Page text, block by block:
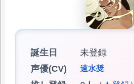
誕生日
未登録
声優(CV)
速水奨